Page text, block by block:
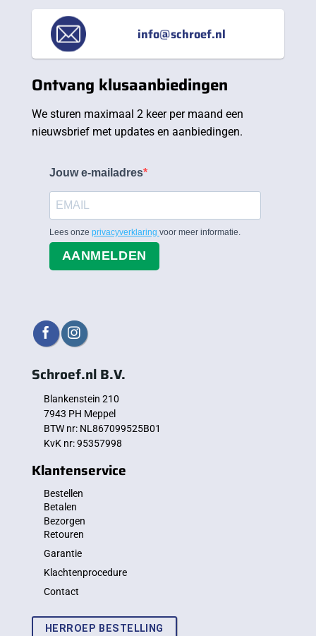
info@schroef.nl
Ontvang klusaanbiedingen
We sturen maximaal 2 keer per maand een
nieuwsbrief met updates en aanbiedingen.
Jouw e-mailadres
Lees onze privacyverklaring voor meer informatie.
AANMELDEN
Schroef.nl B.V.
Blankenstein 210
7943 PH Meppel
BTW nr: NL867099525B01
KvK nr: 95357998
Klantenservice
Bestellen
Betalen
Bezorgen
Retouren
Garantie
Klachtenprocedure
Contact
HERROEP BESTELLING